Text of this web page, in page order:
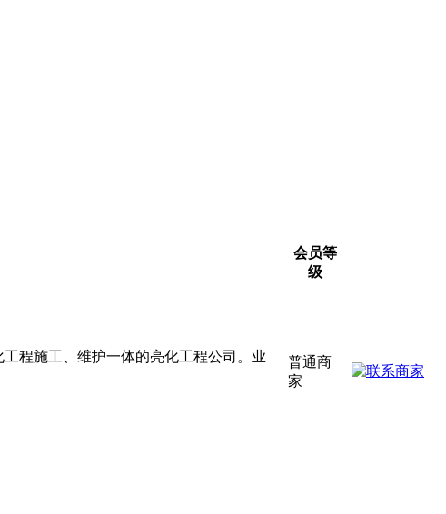
会员等
级
程施工、维护一体的亮化工程公司。业
普通商
家